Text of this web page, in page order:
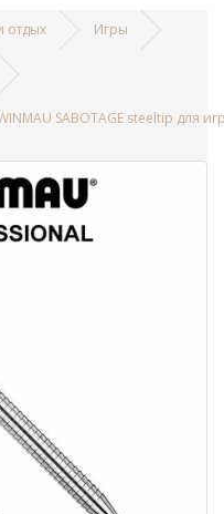
отдых Игры
SABOTAGE steeltip для